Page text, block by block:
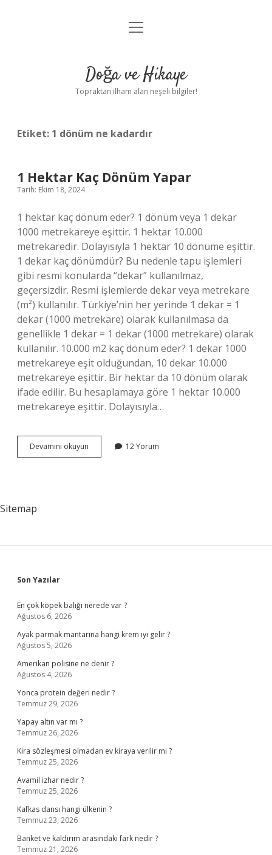
Anasayfa
Yasal Uyarı
menüyü
Doğa ve Hikaye
Topraktan ilham alan neşeli bilgiler!
Etiket: 1 dönüm ne kadardır
1 Hektar Kaç Dönüm Yapar
Tarih: Ekim 18, 2024
1 hektar kaç dönüm eder? 1 dönüm veya 1 dekar
1000 metrekareye eşittir. 1 hektar 10.000
metrekaredir. Dolayısıyla 1 hektar 10 dönüme eşittir.
1 dekar kaç dönümdür? Bu nedenle tapu işlemleri
gibi resmi konularda “dekar” kullanılmaz,
geçersizdir. Resmi işlemlerde dekar veya metrekare
(m²) kullanılır. Türkiye’nin her yerinde 1 dekar = 1
dekar (1000 metrekare) olarak kullanılmasa da
genellikle 1 dekar = 1 dekar (1000 metrekare) olarak
kullanılır. 10.000 m2 kaç dönüm eder? 1 dekar 1000
metrekareye eşit olduğundan, 10 dekar 10.000
metrekareye eşittir. Bir hektar da 10 dönüm olarak
ifade edilir. Bu hesaplamaya göre 1 hektar 10.000
metrekareye eşittir. Dolayısıyla…
Devamını okuyun
Hektar
12 Yorum
Sitemap
Sidebar
Son Yazılar
En çok köpek balığı nerede var ?
Ağustos 6, 2026
Ayak parmak mantarına hangi krem iyi gelir ?
Ağustos 5, 2026
Amerikan polisine ne denir ?
Ağustos 4, 2026
Yonca protein değeri nedir ?
Temmuz 29, 2026
Yapay altın var mı ?
Temmuz 26, 2026
Kira sözleşmesi olmadan ev kiraya verilir mi ?
Temmuz 25, 2026
Avamil izhar nedir ?
Temmuz 25, 2026
Kafkas dansı hangi ülkenin ?
Temmuz 23, 2026
Banket ve kaldırım arasındaki fark nedir ?
Temmuz 21, 2026